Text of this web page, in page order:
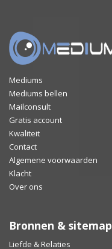
Mediums
Mediums bellen
Mailconsult
Gratis account
Kwaliteit
Contact
Algemene voorwaarden
Klacht
Over ons
Bronnen & sitemap
Liefde & Relaties